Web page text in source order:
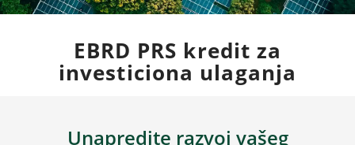
EBRD PRS kredit za
investiciona ulaganja
Unapredite razvoj vašeg